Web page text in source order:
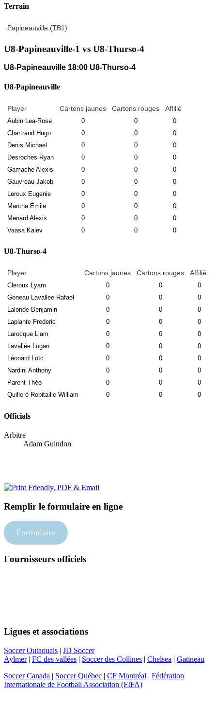
Terrain
Papineauville (TB1)
U8-Papineauville-1 vs U8-Thurso-4
U8-Papineauville 18:00 U8-Thurso-4
U8-Papineauville
Player Cartons jaunes Cartons rouges Affilié
Aubin Lea-Rose 0 0
0
Chartrand Hugo
0 0
0
Denis Michael
0 0
0
Desroches Ryan
0 0
0
Gamache Alexis
0 0
0
Gauvreau Jakob
0 0
0
Leroux Eugenie
0 0
0
Mantha Émile
0 0
0
Menard Alexis
0 0
0
Vaasa Kalev
0 0 0
U8-Thurso-4
Player Cartons jaunes Cartons rouges Affilié
Cleroux Lyam 0 0
0
Goneau Lavallee Rafael
0 0
0
Lalonde Benjamin
0 0
0
Laplante Frederic
0 0
0
Larocque Liam
0 0
0
Lavallée Logan
0 0
0
Léonard Loïc
0 0
0
Nardini Anthony
0 0
0
Parent Théo
0 0
0
Quilleré Robitaille William
0 0 0
Officials
Arbitre
Adam Guindon
Remplir le formulaire en ligne
Formulaire
Fournisseurs officiels
Ligues et associations
Soccer Outaouais | JD Soccer
Aylmer| FC des vallées | Soccer des Collines | Chelsea | Gatineau
Soccer Canada | Soccer Québec | CF Montréal | Fédération
Internationale de Football Association (FIFA)